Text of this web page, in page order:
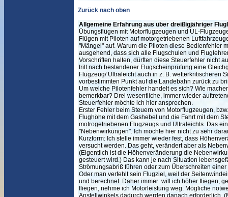
Zurück nach oben
Allgemeine Erfahrung aus über dreißigjähriger
Übungsflügen mit Motorflugzeugen und UL-
Flügen mit Piloten auf motorgetriebenen
"Mängel" auf. Warum die Piloten diese Bedienfehler
ausgehend, dass sich alle Flugschulen und
Vorschriften halten, dürften diese Steuerfehler nicht
tritt nach bestandener Flugscheinprüfung eine
Flugzeug/ Ultraleicht auch in z. B. wetterkritischeren
vorbestimmten Punkt auf die Landebahn zurück zu
Um welche Pilotenfehler handelt es sich? Wie
bemerkbar? Drei wesentliche, immer wieder
Steuerfehler möchte ich hier ansprechen.
Erster Fehler beim Steuern von Motorflugzeugen,
Flughöhe mit dem Gashebel und die Fahrt mit dem
motrogetriebenen Flugzeugs und Ultraleichts. Das
"Nebenwirkungen". Ich möchte hier nicht zu sehr
Kurzform: Ich stelle immer wieder fest, dass
versucht werden. Das geht, verändert aber als
(Eigentlich ist die Höhenveränderung die
gesteuert wird.) Das kann je nach Situation
Strömungsabriß führen oder zum Überschreiten
Oder man verfehlt sein Flugziel, weil der
und berechnet. Daher immer: will ich höher fliegen,
fliegen, nehme ich Motorleistung weg. Mögliche
Anstellwinkels dadurch werden danach erforderlich.